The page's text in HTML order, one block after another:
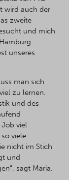
wird auch der
zweite
und mich
unseres
man sich
zu lernen.
und des
viel
viele
nicht im Stich
und
sagt Maria.